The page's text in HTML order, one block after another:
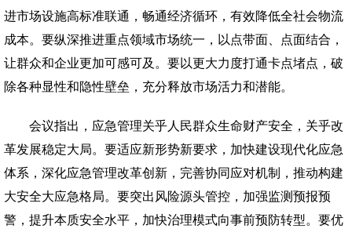
进市场设施高标准联通，畅通经济循环，有效降低全社会物流
成本。要纵深推进重点领域市场统一，以点带面、点面结合，
让群众和企业更加可感可及。要以更大力度打通卡点堵点，破
除各种显性和隐性壁垒，充分释放市场活力和潜能。
会议指出，应急管理关乎人民群众生命财产安全，关乎改
革发展稳定大局。要适应新形势新要求，加快建设现代化应急
体系，深化应急管理改革创新，完善协同应对机制，推动构建
大安全大应急格局。要突出风险源头管控，加强监测预报预
警，提升本质安全水平，加快治理模式向事前预防转型。要优